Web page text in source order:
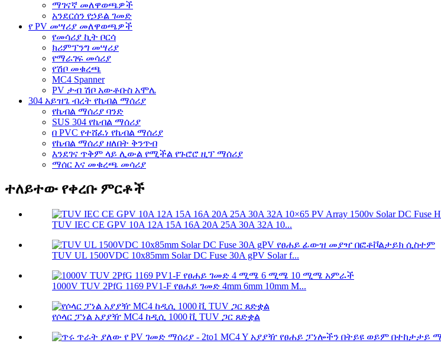
ማገናኛ መለዋወጫዎች
አንደርሰን የኃይል ገመድ
የ PV መሣሪያ መለዋወጫዎች
የመሳሪያ ኪት ቦርሳ
ክሪምፕንግ መሣሪያ
የማራገፍ መሳሪያ
የሽቦ መቁረጫ
MC4 Spanner
PV ታብ ሽቦ አውቶቡስ አሞሌ
304 አይዝጌ ብረት የኬብል ማሰሪያ
የኬብል ማሰሪያ ባንድ
SUS 304 የኬብል ማሰሪያ
በ PVC የተሸፈነ የኬብል ማሰሪያ
የኬብል ማሰሪያ ዘለበት ቅንጥብ
እንደገና ጥቅም ላይ ሊውል የሚችል የጉሮሮ ዚፕ ማሰሪያ
ማሰር እና መቁረጫ መሳሪያ
ተለይተው የቀረቡ ምርቶች
TUV IEC CE GPV 10A 12A 15A 16A 20A 25A 30A 32A 10...
TUV UL 1500VDC 10x85mm Solar DC Fuse 30A gPV Solar f...
1000V TUV 2PfG 1169 PV1-F የፀሐይ ገመድ 4mm 6mm 10mm M...
የሶላር ፓነል አያያዥ MC4 ከዲሲ 1000 ቪ TUV ጋር ጸድቋል